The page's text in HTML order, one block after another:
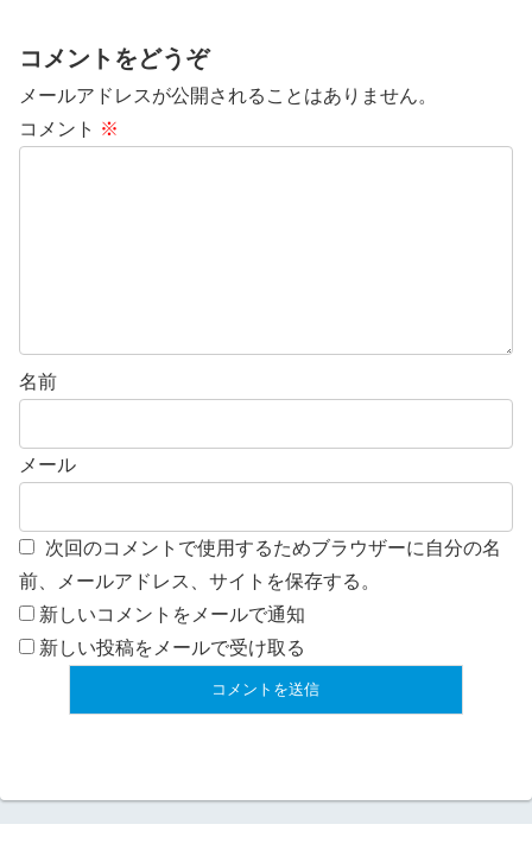
コメントをどうぞ
メールアドレスが公開されることはありません。
コメント ※
名前
メール
次回のコメントで使用するためブラウザーに自分の名
前、メールアドレス、サイトを保存する。
新しいコメントをメールで通知
新しい投稿をメールで受け取る